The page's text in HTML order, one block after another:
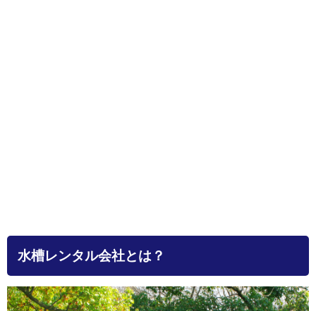
水槽レンタル会社とは？